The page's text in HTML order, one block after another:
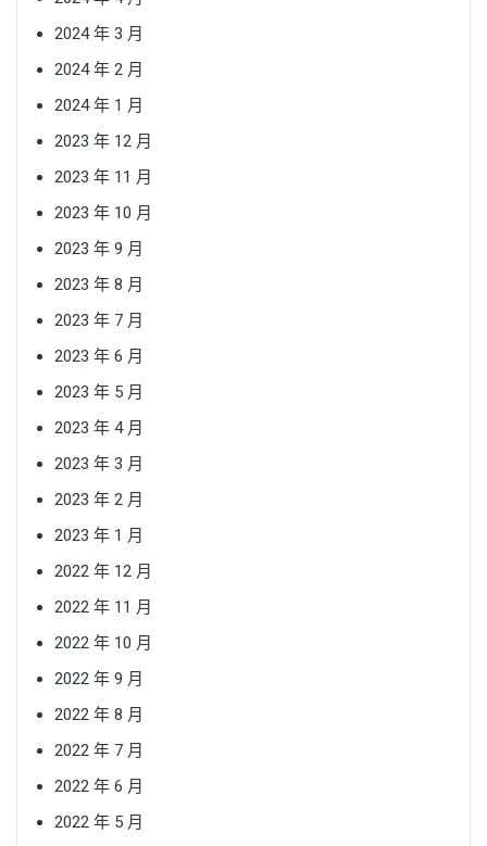
2024 年 3 月
2024 年 2 月
2024 年 1 月
2023 年 12 月
2023 年 11 月
2023 年 10 月
2023 年 9 月
2023 年 8 月
2023 年 7 月
2023 年 6 月
2023 年 5 月
2023 年 4 月
2023 年 3 月
2023 年 2 月
2023 年 1 月
2022 年 12 月
2022 年 11 月
2022 年 10 月
2022 年 9 月
2022 年 8 月
2022 年 7 月
2022 年 6 月
2022 年 5 月